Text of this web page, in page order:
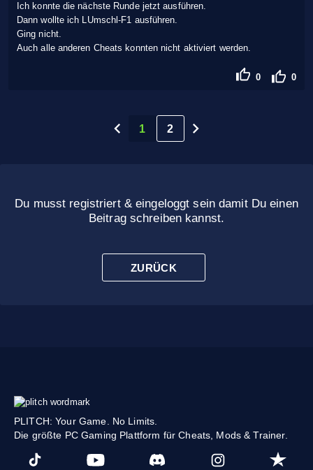
Ich konnte die nächste Runde jetzt ausführen.
Dann wollte ich LUmschl-F1 ausführen.
Ging nicht.
Auch alle anderen Cheats konnten nicht aktiviert werden.
0 0
1 2
Du musst registriert & eingeloggt sein damit Du einen
Beitrag schreiben kannst.
ZURÜCK
PLITCH: Your Game. No Limits.
Die größte PC Gaming Plattform für Cheats, Mods & Trainer.